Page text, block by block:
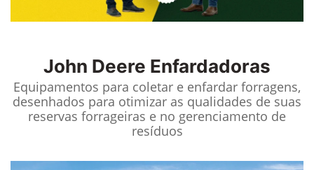
John Deere Enfardadoras
Equipamentos para coletar e enfardar forragens,
desenhados para otimizar as qualidades de suas
reservas forrageiras e no gerenciamento de
resíduos